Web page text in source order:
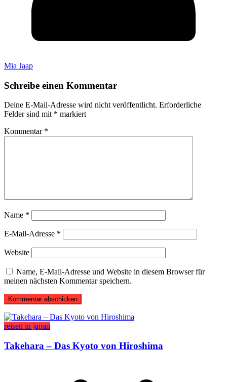
Mia Jaap
Schreibe einen Kommentar
Deine E-Mail-Adresse wird nicht veröffentlicht. Erforderliche
Felder sind mit * markiert
Kommentar *
Name *
E-Mail-Adresse *
Website
Name, E-Mail-Adresse und Website in diesem Browser für
meinen nächsten Kommentar speichern.
reisen in japan
Takehara – Das Kyoto von Hiroshima